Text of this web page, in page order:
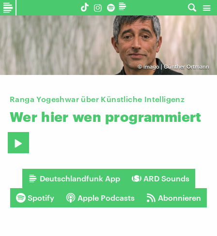
©imago | Günther Ortmann
Ranga Yogeshwar über Künstliche Intelligenz
Wer hier wen programmiert
Deutschlandfunk App ARD Sounds
Spotify Apple Podcasts Abonnieren